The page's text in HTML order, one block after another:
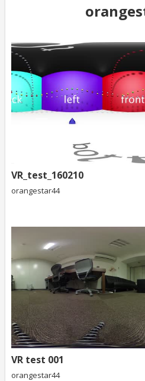
VR_test_160210
orangestar44
VR test 001
orangestar44